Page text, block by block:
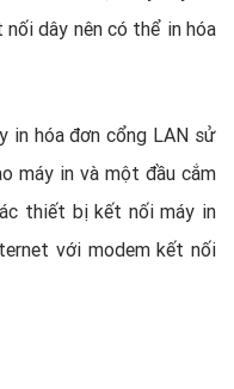
nối dây nên có thể in hóa
in hóa đơn cổng LAN sử
máy in và một đầu cắm
thiết bị kết nối máy in
với modem kết nối